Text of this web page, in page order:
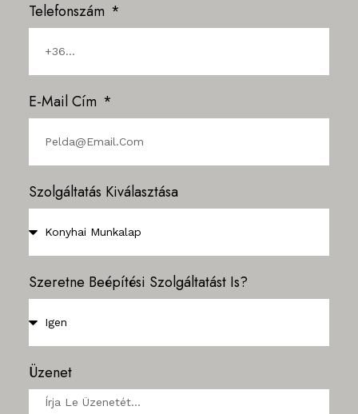
Telefonszám
E-Mail Cím
Szolgáltatás Kiválasztása
Szeretne Beépítési Szolgáltatást Is?
Üzenet